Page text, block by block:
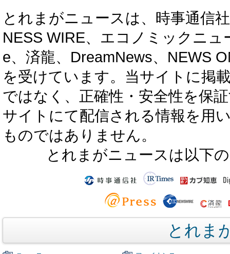
とれまがニュースは、時事通信
NESS WIRE、エコノミックニ
e、済龍、DreamNews、NEWS
を受けています。当サイトに掲
ではなく、正確性・安全性を保
サイトにて配信される情報を用
ものではありません。
とれまがニュースは以下
とれま